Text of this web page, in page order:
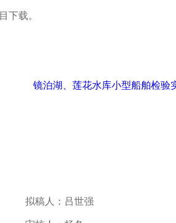
目下载。
镜泊湖、莲花水库小型船舶检验
拟稿人：吕世强